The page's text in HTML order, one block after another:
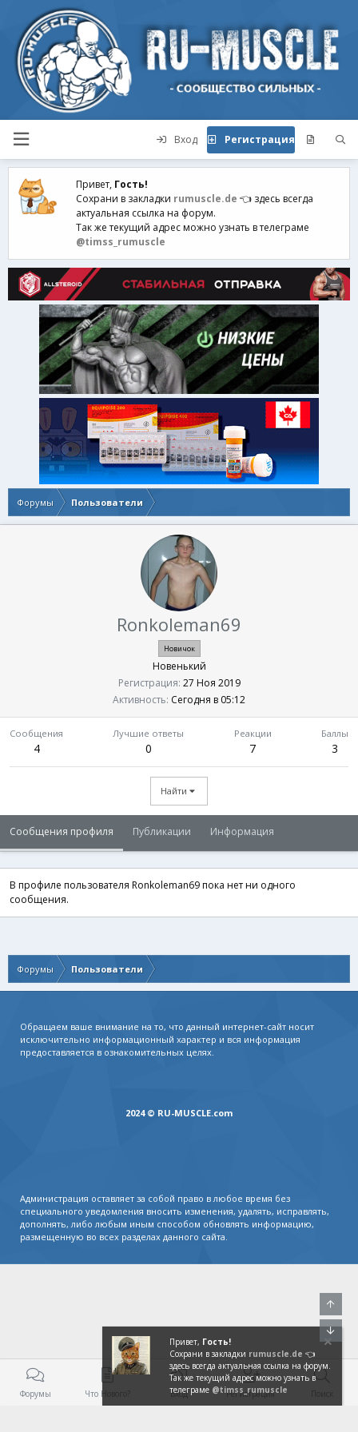
Вход Регистрация
Привет, Гость!
Сохрани в закладки rumuscle.de 👈 здесь всегда
актуальная ссылка на форум.
Так же текущий адрес можно узнать в телеграме
@timss_rumuscle
Форумы Пользователи
Ronkoleman69
Новичок
Новенький
Регистрация 27 Ноя 2019
Активность Сегодня в 05:12
Сообщения
4
Лучшие ответы
0
Реакции
7
Баллы
3
Найти
Сообщения профиля Публикации Информация
В профиле пользователя Ronkoleman69 пока нет ни одного
сообщения.
Форумы Пользователи
Обращаем ваше внимание на то, что данный интернет-сайт носит
исключительно информационный характер и вся информация
предоставляется в ознакомительных целях.
2024 © RU-MUSCLE.com
Администрация оставляет за собой право в любое время без
специального уведомления вносить изменения, удалять, исправлять,
дополнять, либо любым иным способом обновлять информацию,
размещенную во всех разделах данного сайта.
Форумы Что Нового? Вход Регистрация
Привет, Гость!
Сохрани в закладки rumuscle.de 👈
здесь всегда актуальная ссылка на форум.
Так же текущий адрес можно узнать в
телеграме @timss_rumuscle